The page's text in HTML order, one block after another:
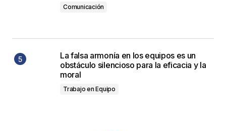
Comunicación
La falsa armonía en los equipos es un
obstáculo silencioso para la eficacia y la
moral
Trabajo en Equipo